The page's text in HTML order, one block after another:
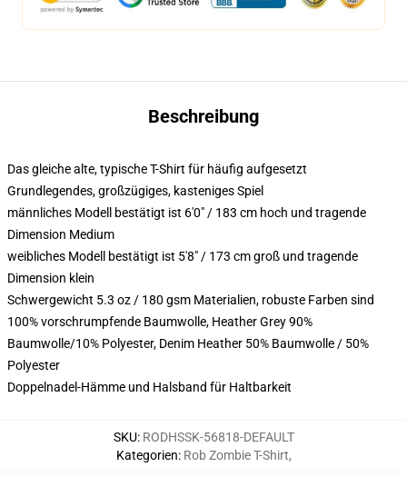
Beschreibung
Das gleiche alte, typische T-Shirt für häufig aufgesetzt
Grundlegendes, großzügiges, kasteniges Spiel
männliches Modell bestätigt ist 6'0" / 183 cm hoch und tragende
Dimension Medium
weibliches Modell bestätigt ist 5'8" / 173 cm groß und tragende
Dimension klein
Schwergewicht 5.3 oz / 180 gsm Materialien, robuste Farben sind
100% vorschrumpfende Baumwolle, Heather Grey 90%
Baumwolle/10% Polyester, Denim Heather 50% Baumwolle / 50%
Polyester
Doppelnadel-Hämme und Halsband für Haltbarkeit
SKU: RODHSSK-56818-DEFAULT
Kategorien: Rob Zombie T-Shirt,